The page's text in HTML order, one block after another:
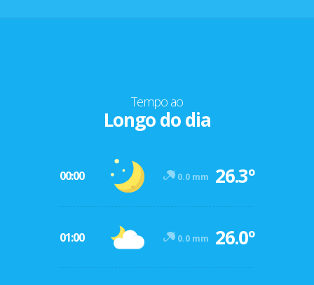
Tempo ao
Longo do dia
00:00 0.0 mm 26.3º
01:00 0.0 mm 26.0º